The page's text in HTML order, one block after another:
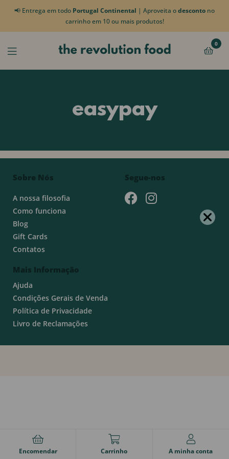
📢 Entrega em todo Portugal Continental | Aproveita odesconto no
carrinho em 10 ou mais produtos!
0
easypay
Sobre Nós
A nossa filosofia
Como funciona
Blog
Gift Cards
Contatos
Mais Informação
Ajuda
Condições Gerais de Venda
Política de Privacidade
Livro de Reclamações
Segue-nos
Encomendar Carrinho A minha conta